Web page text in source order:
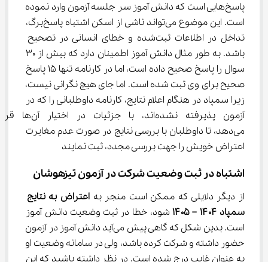
پاسخ‌هایی است که دانش آموز سر جلسه آزمون وارد نموده
است. این موضوع می‌تواند ناشی از اسکن اشتباه پاسخ‌برگ،
تداخل در اطلاعات ثبت‌شده و خطای انسانی در تصحیح
سوال را پاسخ صحیح داده است، اما در کارنامه تنها 15 پاسخ
صحیح برای وی ثبت شده است. اما جای هیچ نگرانی نیست،
زیرا سمپاد در هنگام اعلام نتایج، کارنامه داوطلبانی را که در
آزمون پذیرفته نشده‌اند، با جزئیات در اختیار
می‌دهد، تا داوطلبان با بررسی نتایج در صورت عدم مغایرت
اعتراض خویش را جهت بررسی مجدد، ثبت نمایند
اشتباه در ثبت وضعیت شرکت در آزمون تیزهوشان
از دیگر دلایلی که ممکن است منجر به اعتراض به نتایج
سمپاد ۱۴۰۴ – ۱۴۰۵
شود، خطا در ثبت وضعیت دانش آموز
است. بدین شکل که گاهی پیش می‌آید دانش آموز در آزمون
حضور داشته و شرکت کرده باشد، ولی در سامانه وضعیت او
به عنوان غایب درج شده است. در نظر داشته باشید که این